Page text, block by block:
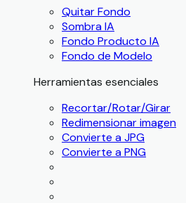
Quitar Fondo
Sombra IA
Fondo Producto IA
Fondo de Modelo
Herramientas esenciales
Recortar/Rotar/Girar
Redimensionar imagen
Convierte a JPG
Convierte a PNG